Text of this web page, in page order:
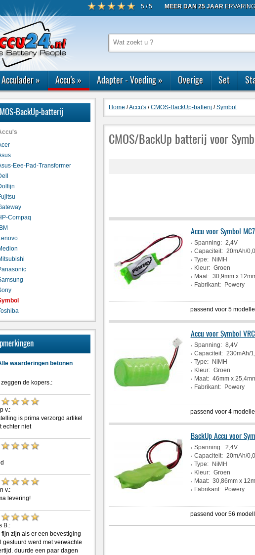
5 / 5 MEER DAN 25 JAAR
Acculader» Accu's» Adapter - Voeding» Overige Set
BackUp-batterij
Eee-Pad-Transformer
Compaq
IBM
waarderingen betonen
zeggen de kopers.:
v.:
is prima verzorgd artikel
echter niet
v.:
levering!
B.:
fijn zijn als er een bevestiging
gestuurd werd met verwachte
duurde een paar dagen
Home /Accu's /CMOS-BackUp-batterij /Symbol
CMOS/BackUp batterij voor
Accu voor Symbol
Spanning: 2,4V
Capaciteit: 20mAh/
Type:
NiMH
Kleur: Groen
Maat: 30,9mm x
Fabrikant:
Powery
passend voor 5
Accu voor Symbol
Spanning: 8,4V
Capaciteit: 230mAh/
Type:
NiMH
Kleur: Groen
Maat: 46mm x
Fabrikant:
Powery
passend voor 4
BackUp Accu voor
Spanning: 2,4V
Capaciteit: 20mAh/
Type:
NiMH
Kleur: Groen
Maat: 30,86mm x
Fabrikant:
Powery
passend voor 56